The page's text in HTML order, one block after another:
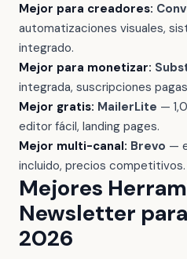
Mejor para creadores:
automatizaciones visuales,
integrado.
Mejor para monetizar:
integrada, suscripciones
Mejor gratis: MailerLite —
editor fácil, landing pages.
Mejor multi-canal: Brevo —
incluido, precios competitivos.
Mejores
Newsletter
2026